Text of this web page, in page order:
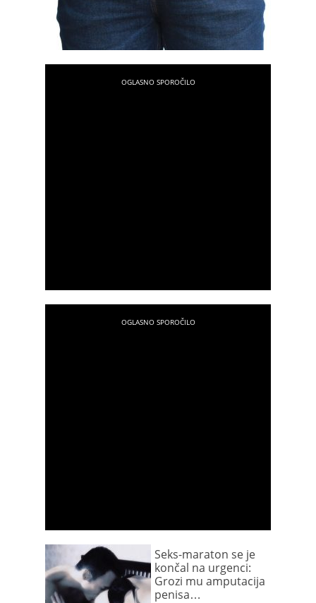
Seks-maraton se je
končal na urgenci:
Grozi mu amputacija
penisa…